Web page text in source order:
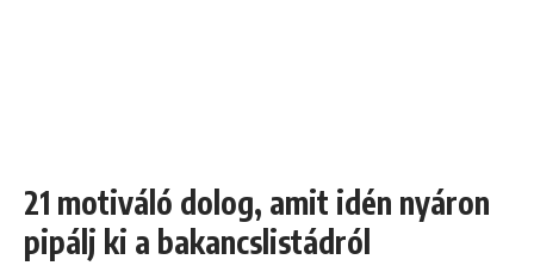
21 motiváló dolog, amit idén nyáron
pipálj ki a bakancslistádról